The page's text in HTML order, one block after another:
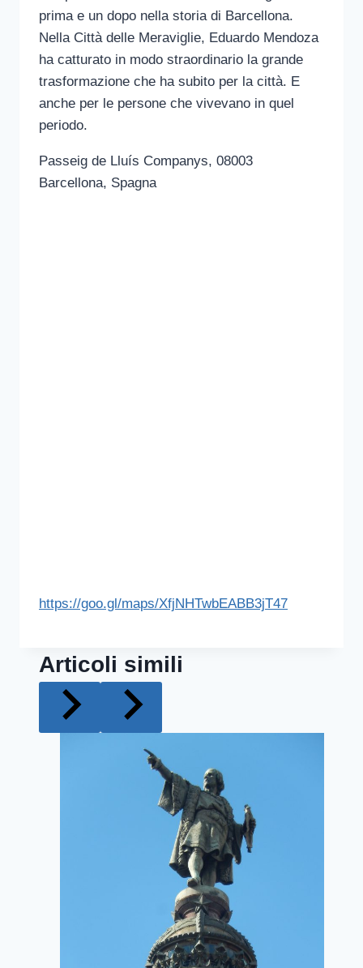
prima e un dopo nella storia di Barcellona.
Nella Città delle Meraviglie, Eduardo Mendoza
ha catturato in modo straordinario la grande
trasformazione che ha subito per la città. E
anche per le persone che vivevano in quel
periodo.
Passeig de Lluís Companys, 08003
Barcellona, Spagna
https://goo.gl/maps/XfjNHTwbEABB3jT47
Articoli simili